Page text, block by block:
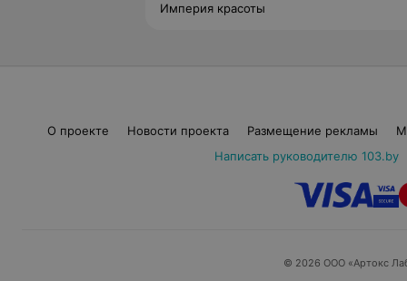
Империя красоты
О проекте Новости проекта Размещение рекламы
Написать руководителю 103.by
© 2026 ООО «Артокс